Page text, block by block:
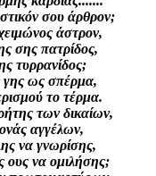
σου άρθρον;
άστρον,
σης πατρίδος,
τυρρανίδος;
γης ως σπέρμα,
το τέρμα.
των δικαίων,
αγγέλων,
να γνωρίσης,
ους να ομιλήσης;